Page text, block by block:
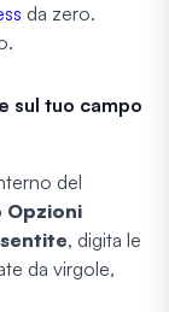
da zero.
sul tuo campo
del
Opzioni
, digita le
da virgole,